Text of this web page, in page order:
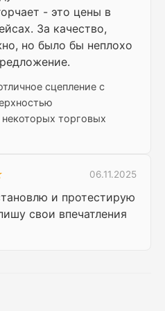
- это цены в
За качество,
но было бы неплохо
сцепление с
торговых
06.11.2025
и протестирую
свои впечатления